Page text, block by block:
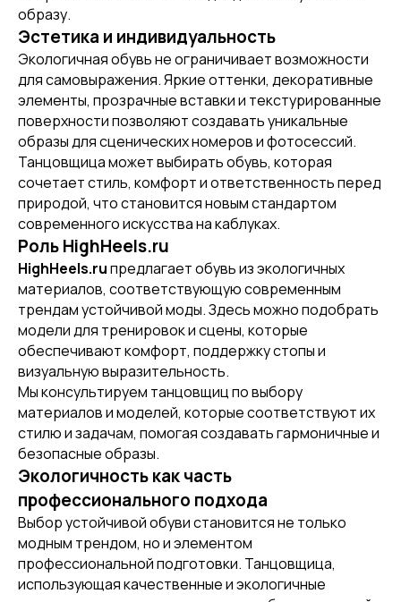
образу.
Эстетика и индивидуальность
Экологичная обувь не ограничивает возможности
для самовыражения. Яркие оттенки, декоративные
элементы, прозрачные вставки и текстурированные
поверхности позволяют создавать уникальные
образы для сценических номеров и фотосессий.
Танцовщица может выбирать обувь, которая
сочетает стиль, комфорт и ответственность перед
природой, что становится новым стандартом
современного искусства на каблуках.
Роль HighHeels.ru
HighHeels.ruпредлагает обувь из экологичных
материалов, соответствующую современным
трендам устойчивой моды. Здесь можно подобрать
модели для тренировок и сцены, которые
обеспечивают комфорт, поддержку стопы и
визуальную выразительность.
Мы консультируем танцовщиц по выбору
материалов и моделей, которые соответствуют их
стилю и задачам, помогая создавать гармоничные и
безопасные образы.
Экологичность как часть
профессионального подхода
Выбор устойчивой обуви становится не только
модным трендом, но и элементом
профессиональной подготовки. Танцовщица,
использующая качественные и экологичные
[ REFERRAL PROGRAM ]
РЕФЕРАЛЬНАЯ
ПРОГРАММА
[ CERTIFICATE]
ПОДАРОЧНЫЙ
СЕРТИФИКАТ